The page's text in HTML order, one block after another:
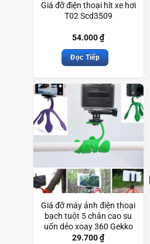
Giá đỡ điện thoại hít xe hơi
T02 Scd3509
54.000₫
Đọc Tiếp
Giá đỡ máy ảnh điện thoại
bạch tuột 5 chân cao su
uốn dẻo xoay 360 Gekko
Scd3613
29.700₫